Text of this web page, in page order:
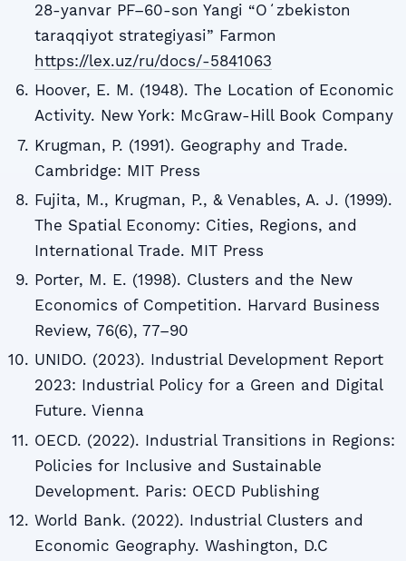
28-yanvar PF–60-son Yangi “Oʻzbekiston
taraqqiyot strategiyasi” Farmon
https://lex.uz/ru/docs/-5841063
Hoover, E. M. (1948). The Location of Economic
Activity. New York: McGraw-Hill Book Company
Krugman, P. (1991). Geography and Trade.
Cambridge: MIT Press
Fujita, M., Krugman, P., & Venables, A. J. (1999).
The Spatial Economy: Cities, Regions, and
International Trade. MIT Press
Porter, M. E. (1998). Clusters and the New
Economics of Competition. Harvard Business
Review, 76(6), 77–90
UNIDO. (2023). Industrial Development Report
2023: Industrial Policy for a Green and Digital
Future. Vienna
OECD. (2022). Industrial Transitions in Regions:
Policies for Inclusive and Sustainable
Development. Paris: OECD Publishing
World Bank. (2022). Industrial Clusters and
Economic Geography. Washington, D.C